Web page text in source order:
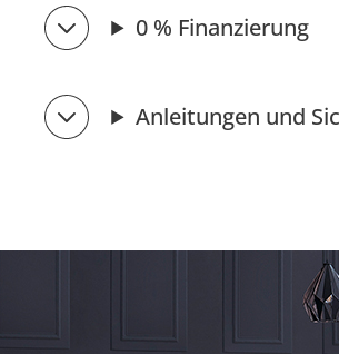
0 % Finanzierung
Anleitungen und